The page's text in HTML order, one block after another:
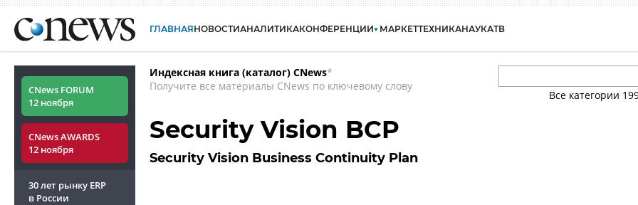
ГЛАВНАЯНОВОСТИАНАЛИТИКАКОНФЕРЕНЦИИ МАРКЕТТЕХНИКАНАУКАТВ
CNews FORUM
12 ноября
CNews AWARDS
12 ноября
30 лет рынку ERP
в России
Индексная книга (каталог) CNews*
Получите все материалы CNews по ключевому слову
Все категории
Security Vision BCP
Security Vision Business Continuity Plan